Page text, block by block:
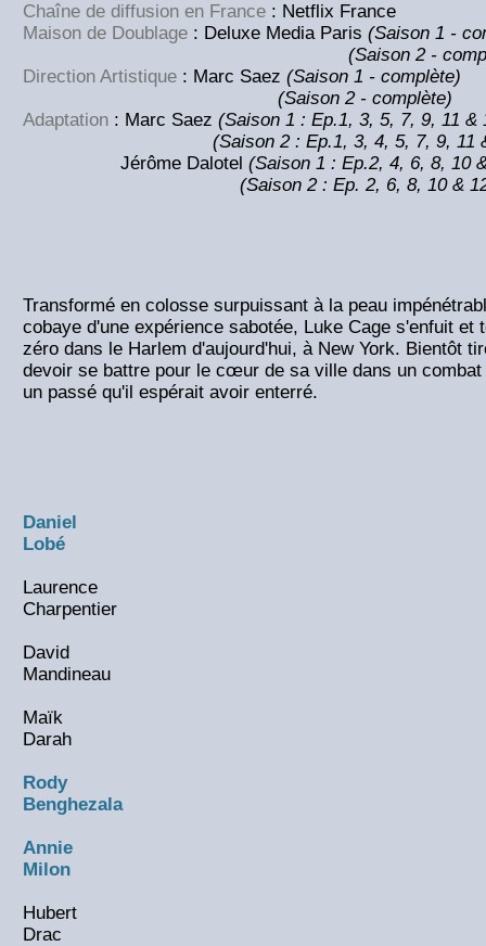
Chaîne de diffusion en France : Netflix France
Maison de Doublage : Deluxe Media Paris (Saison 1 -
(Saison 2 -
Direction Artistique : Marc Saez (Saison 1 - complète)
(Saison 2 - complète)
Adaptation : Marc Saez (Saison 1 : Ep.1, 3, 5, 7, 9, 11 &
(Saison 2 : Ep.1, 3, 4, 5, 7, 9, 11 &
Jérôme Dalotel (Saison 1 : Ep.2, 4, 6, 8, 10
(Saison 2 : Ep. 2, 6, 8, 10 &
Transformé en colosse surpuissant à la peau
cobaye d'une expérience sabotée, Luke Cage s'enfuit et
zéro dans le Harlem d'aujourd'hui, à New York. Bientôt
devoir se battre pour le cœur de sa ville dans un
un passé qu'il espérait avoir enterré.
Daniel
Lobé
Laurence
Charpentier
David
Mandineau
Maïk
Darah
Rody
Benghezala
Annie
Milon
Hubert
Drac